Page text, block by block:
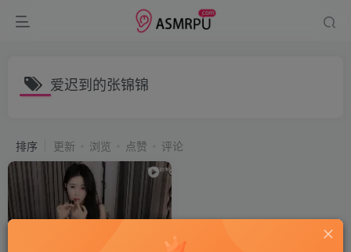
爱迟到的张锦锦
排序 更新 浏览 点赞 评论